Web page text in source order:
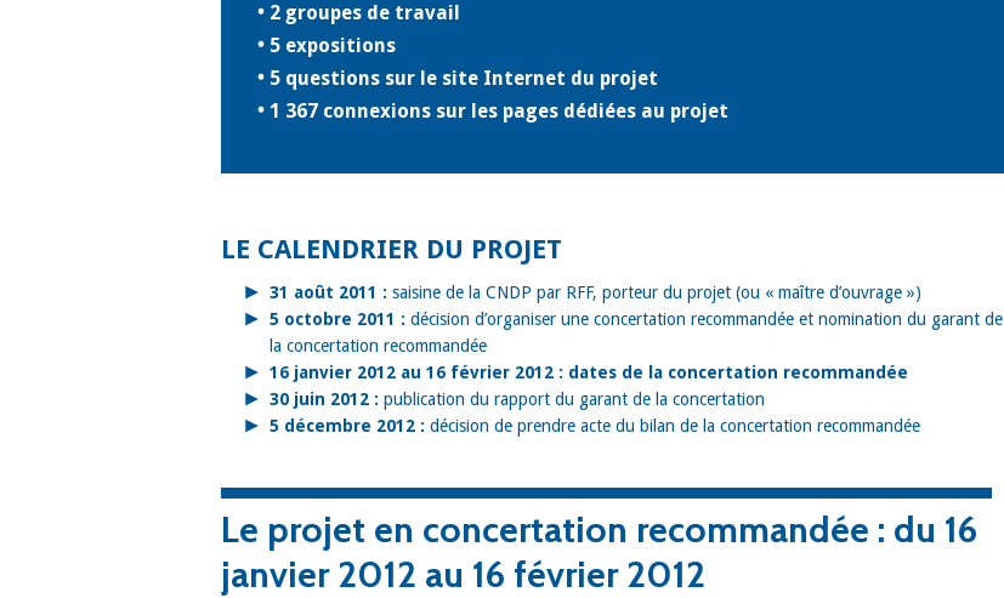
2 groupes de travail
5 expositions
5 questions sur le site Internet du projet
1 367 connexions sur les pages dédiées au projet
LE CALENDRIER DU PROJET
31 août 2011 : saisine de la CNDP par RFF, porteur du projet (ou « maître d’ouvrage »)
5 octobre 2011 : décision d’organiser une concertation recommandée et nomination du garant de
la concertation recommandée
16 janvier 2012 au 16 février 2012 : dates de la concertation recommandée
30 juin 2012 : publication du rapport du garant de la concertation
5 décembre 2012 : décision de prendre acte du bilan de la concertation recommandée
Le projet en concertation recommandée : du 16
janvier 2012 au 16 février 2012